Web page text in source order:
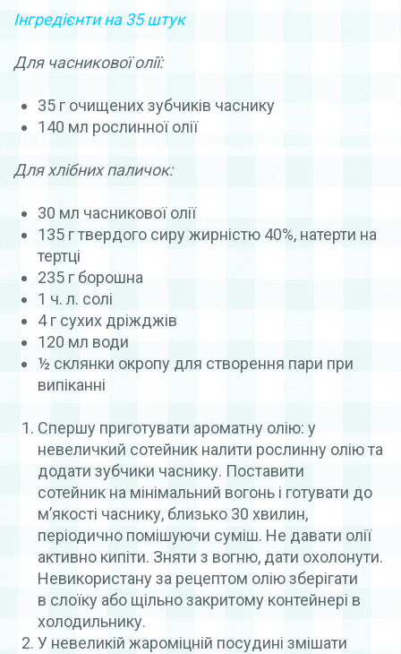
Інгредієнти на 35 штук
Для часникової олії:
35 г очищених зубчиків часнику
140 мл рослинної олії
Для хлібних паличок:
30 мл часникової олії
135 г твердого сиру жирністю 40%, натерти на
тертці
235 г борошна
1 ч. л. солі
4 г сухих дріжджів
120 мл води
½ склянки окропу для створення пари при
випіканні
Спершу приготувати ароматну олію: у
невеличкий сотейник налити рослинну олію та
додати зубчики часнику. Поставити
сотейник на мінімальний вогонь і готувати до
м’якості часнику, близько 30 хвилин,
періодично помішуючи суміш. Не давати олії
активно кипіти. Зняти з вогню, дати охолонути.
Невикористану за рецептом олію зберігати
в слоїку або щільно закритому контейнері в
холодильнику.
У невеликій жароміцній посудині змішати